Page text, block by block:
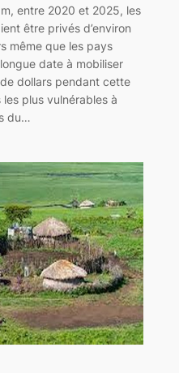
entre 2020 et 2025, les
être privés d’environ
même que les pays
date à mobiliser
dollars pendant cette
plus vulnérables à
du…